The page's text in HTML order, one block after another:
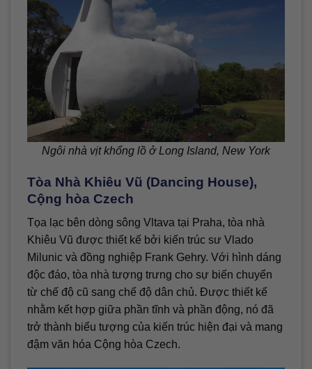
Ngôi nhà vịt khổng lồ ở Long Island, New York
Tòa Nhà Khiêu Vũ (Dancing House),
Cộng hòa Czech
Tọa lạc bên dòng sông Vltava tại Praha, tòa nhà
Khiêu Vũ được thiết kế bởi kiến trúc sư Vlado
Milunic và đồng nghiệp Frank Gehry. Với hình dáng
độc đáo, tòa nhà tượng trưng cho sự biến chuyển
từ chế độ cũ sang chế độ dân chủ. Được thiết kế
nhằm kết hợp giữa phần tĩnh và phần động, nó đã
trở thành biểu tượng của kiến trúc hiện đại và mang
đậm văn hóa Cộng hòa Czech.